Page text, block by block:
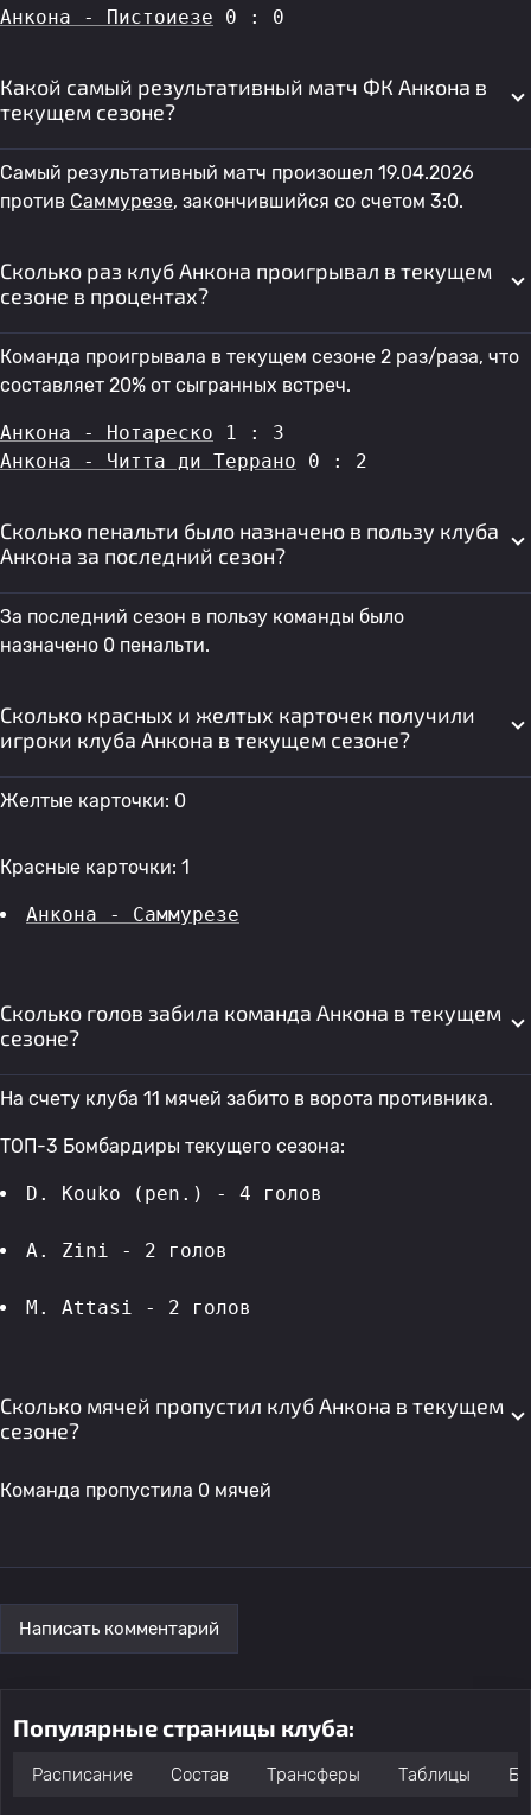
Анкона - Пистоиезе 0 : 0
Какой самый результативный матч ФК Анкона в
текущем сезоне?
Самый результативный матч произошел 19.04.2026
против Саммурезе, закончившийся со счетом 3:0.
Сколько раз клуб Анкона проигрывал в текущем
сезоне в процентах?
Команда проигрывала в текущем сезоне 2 раз/раза, что
составляет 20% от сыгранных встреч.
Анкона - Нотареско 1 : 3
Анкона - Читта ди Террано 0 : 2
Сколько пенальти было назначено в пользу клуба
Анкона за последний сезон?
За последний сезон в пользу команды было
назначено 0 пенальти.
Сколько красных и желтых карточек получили
игроки клуба Анкона в текущем сезоне?
Желтые карточки: 0
Красные карточки: 1
Анкона - Саммурезе
Сколько голов забила команда Анкона в текущем
сезоне?
На счету клуба 11 мячей забито в ворота противника.
ТОП-3 Бомбардиры текущего сезона:
D. Kouko (pen.) - 4 голов
A. Zini - 2 голов
M. Attasi - 2 голов
Сколько мячей пропустил клуб Анкона в текущем
сезоне?
Команда пропустила 0 мячей
Написать комментарий
Популярные страницы клуба:
Расписание Состав Трансферы Таблицы